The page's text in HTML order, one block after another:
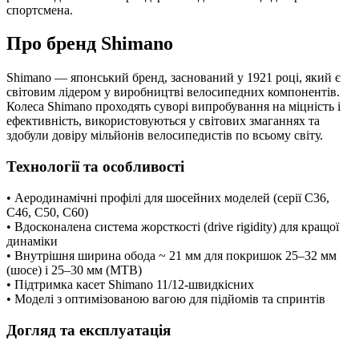
спортсмена.
Про бренд Shimano
Shimano — японський бренд, заснований у 1921 році, який є
світовим лідером у виробництві велосипедних компонентів.
Колеса Shimano проходять суворі випробування на міцність і
ефективність, використовуються у світових змаганнях та
здобули довіру мільйонів велосипедистів по всьому світу.
Технології та особливості
• Аеродинамічні профілі для шосейних моделей (серії C36,
C46, C50, C60)
• Вдосконалена система жорсткості (drive rigidity) для кращої
динаміки
• Внутрішня ширина обода ~ 21 мм для покришок 25–32 мм
(шосе) і 25–30 мм (MTB)
• Підтримка касет Shimano 11/12-швидкісних
• Моделі з оптимізованою вагою для підйомів та спринтів
Догляд та експлуатація